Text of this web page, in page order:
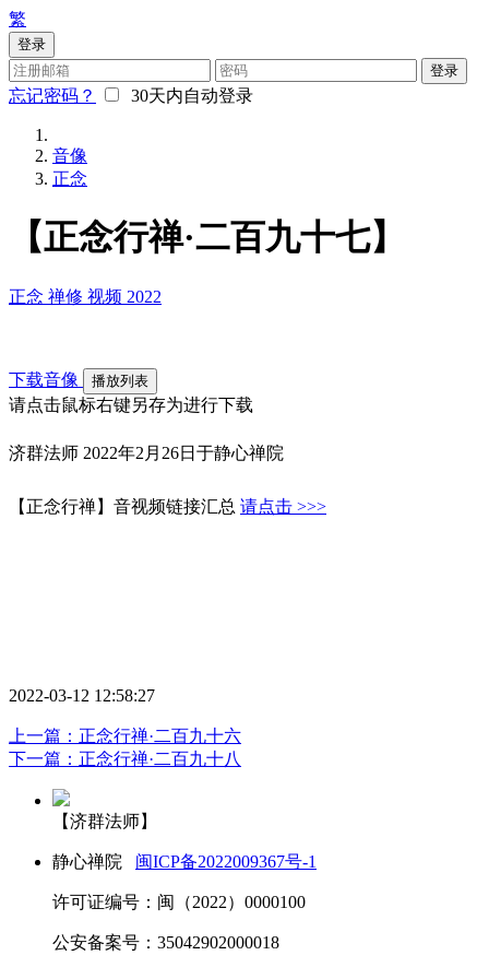
繁
登录
登录
忘记密码？ 30天内自动登录
音像
正念
【正念行禅·二百九十七】
正念 禅修 视频 2022
下载音像 播放列表
请点击鼠标右键另存为进行下载
济群法师 2022年2月26日于静心禅院
【正念行禅】音视频链接汇总 请点击 >>>
2022-03-12 12:58:27
上一篇：正念行禅·二百九十六
下一篇：正念行禅·二百九十八
【济群法师】
静心禅院 闽ICP备2022009367号-1
许可证编号：闽（2022）0000100
公安备案号：35042902000018